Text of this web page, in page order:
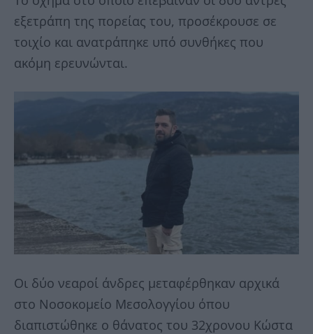
εξετράπη της πορείας του, προσέκρουσε σε
τοιχίο και ανατράπηκε υπό συνθήκες που
ακόμη ερευνώνται.
Οι δύο νεαροί άνδρες μεταφέρθηκαν αρχικά
στο Νοσοκομείο Μεσολογγίου όπου
διαπιστώθηκε ο θάνατος του 32χρονου Κώστα